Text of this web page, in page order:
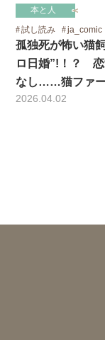
本と人
試し読み
ja_comic
孤独死が怖い猫
ロ日婚”!！？
なし……猫ファ
2026.04.02